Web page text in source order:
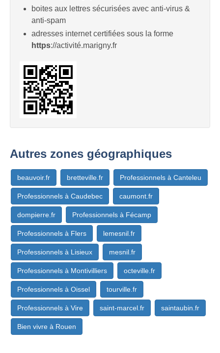
boites aux lettres sécurisées avec anti-virus &
anti-spam
adresses internet certifiées sous la forme
https://activité.marigny.fr
Autres zones géographiques
beauvoir.fr bretteville.fr Professionnels à Canteleu
Professionnels à Caudebec caumont.fr
dompierre.fr Professionnels à Fécamp
Professionnels à Flers lemesnil.fr
Professionnels à Lisieux mesnil.fr
Professionnels à Montivilliers octeville.fr
Professionnels à Oissel tourville.fr
Professionnels à Vire saint-marcel.fr saintaubin.fr
Bien vivre à Rouen